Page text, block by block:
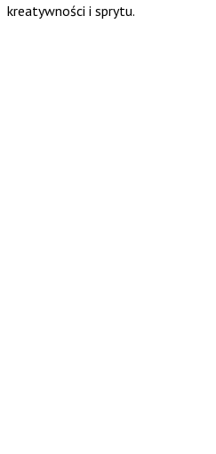
kreatywności i sprytu.